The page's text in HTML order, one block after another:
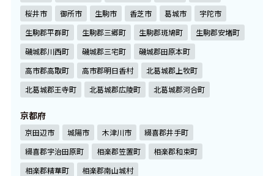
桜井市
御所市 生駒市 香芝市 葛城市
宇陀市
生駒郡平群町
生駒郡三郷町 生駒郡斑鳩町
生駒郡安堵町
磯城郡川西町
磯城郡三宅町
磯城郡田原本町
高市郡高取町
高市郡明日香村
北葛城郡上牧町
北葛城郡王寺町
北葛城郡広陵町 北葛城郡河合町
京都府
京田辺市 城陽市 木津川市
綴喜郡井手町
綴喜郡宇治田原町
相楽郡笠置町
相楽郡和束町
相楽郡精華町
相楽郡南山城村